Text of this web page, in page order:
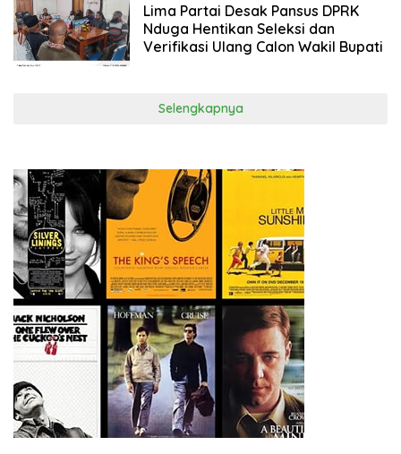
Lima Partai Desak Pansus DPRK
Nduga Hentikan Seleksi dan
Verifikasi Ulang Calon Wakil Bupati
Selengkapnya